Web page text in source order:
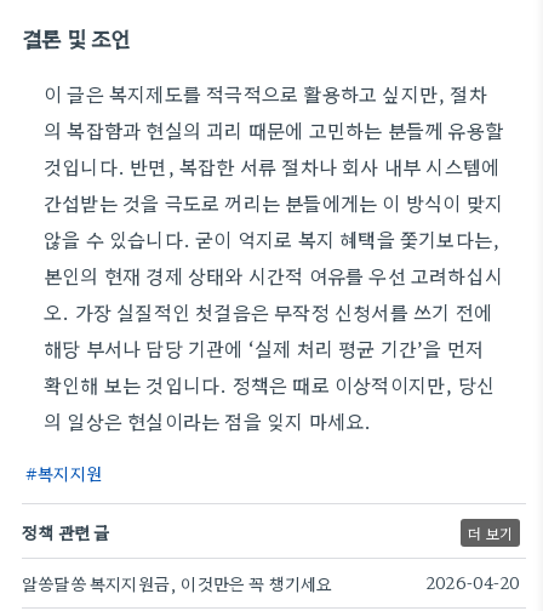
결론 및 조언
이 글은 복지제도를 적극적으로 활용하고 싶지만, 절차
의 복잡함과 현실의 괴리 때문에 고민하는 분들께 유용할
것입니다. 반면, 복잡한 서류 절차나 회사 내부 시스템에
간섭받는 것을 극도로 꺼리는 분들에게는 이 방식이 맞지
않을 수 있습니다. 굳이 억지로 복지 혜택을 쫓기보다는,
본인의 현재 경제 상태와 시간적 여유를 우선 고려하십시
오. 가장 실질적인 첫걸음은 무작정 신청서를 쓰기 전에
해당 부서나 담당 기관에 ‘실제 처리 평균 기간’을 먼저
확인해 보는 것입니다. 정책은 때로 이상적이지만, 당신
의 일상은 현실이라는 점을 잊지 마세요.
복지지원
정책 관련 글 더 보기
알쏭달쏭 복지지원금, 이것만은 꼭 챙기세요 2026-04-20